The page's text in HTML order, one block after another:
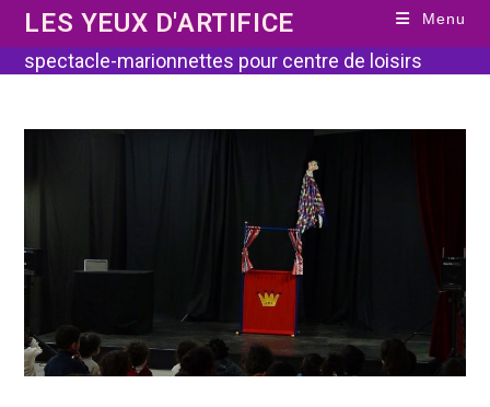
content
LES YEUX D'ARTIFICE Menu
spectacle-marionnettes pour centre de loisirs